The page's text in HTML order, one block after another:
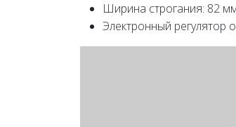
Ширина строгания: 82
Электронный